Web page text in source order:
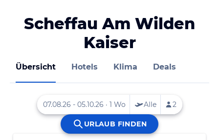
Scheffau Am Wilden
Kaiser
Übersicht Hotels Klima Deals